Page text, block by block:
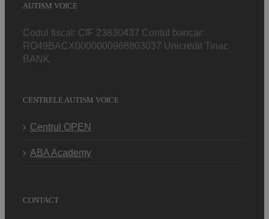
AUTISM VOICE
Codul fiscal: CIF 23830437 Contul bancar:
RO49BACX0000000968803037 Unicredit Tiriac
BANK
CENTRELE AUTISM VOICE
Centrul OPEN
ABA Academy
CONTACT